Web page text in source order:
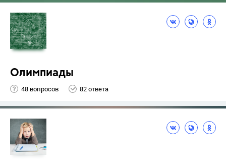
Олимпиады
48 вопросов 82 ответа